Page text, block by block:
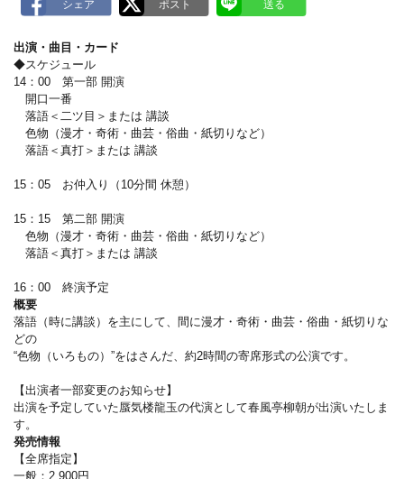
出演・曲目・カード
◆スケジュール
14：00 第一部 開演
開口一番
落語＜二ツ目＞または 講談
色物（漫才・奇術・曲芸・俗曲・紙切りなど）
落語＜真打＞または 講談
15：05 お仲入り（10分間 休憩）
15：15 第二部 開演
色物（漫才・奇術・曲芸・俗曲・紙切りなど）
落語＜真打＞または 講談
16：00 終演予定
概要
落語（時に講談）を主にして、間に漫才・奇術・曲芸・俗曲・紙切りな
どの
“色物（いろもの）”をはさんだ、約2時間の寄席形式の公演です。
【出演者一部変更のお知らせ】
出演を予定していた蜃気楼龍玉の代演として春風亭柳朝が出演いたしま
す。
発売情報
【全席指定】
一般：2,900円